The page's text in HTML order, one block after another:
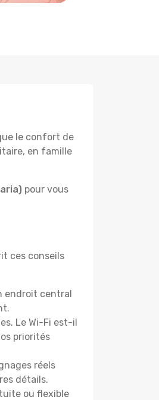
le confort de
en famille
pour vous
ces conseils
endroit central
Le Wi-Fi est-il
priorités
réels
détails.
ou flexible